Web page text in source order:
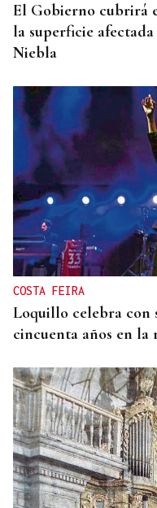
El Gobierno cubrirá
la superficie
Niebla
COSTA FEIRA
Loquillo celebra con
cincuenta años en la